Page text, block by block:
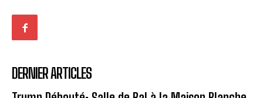
DERNIER ARTICLES